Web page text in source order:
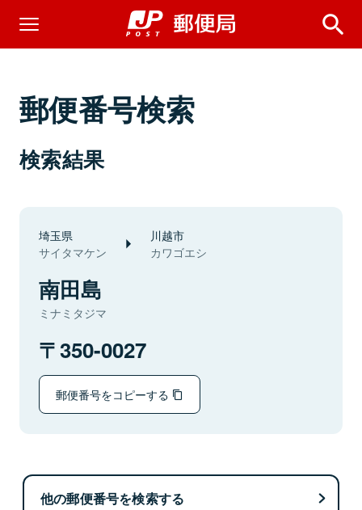
郵便番号検索
検索結果
埼玉県
サイタマケン
川越市
カワゴエシ
南田島
ミナミタジマ
350-0027
郵便番号をコピーする
他の郵便番号を検索する